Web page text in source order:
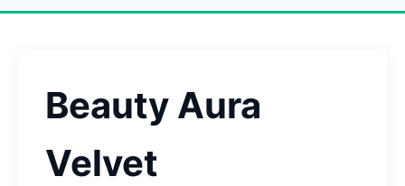
Beauty Aura
Velvet